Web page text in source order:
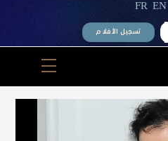
EN
FR
تسجيل الأفلام
Menu